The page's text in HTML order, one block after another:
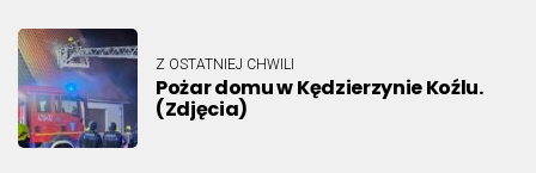
Z OSTATNIEJ CHWILI
Pożar domu w Kędzierzynie Koźlu.
(Zdjęcia)